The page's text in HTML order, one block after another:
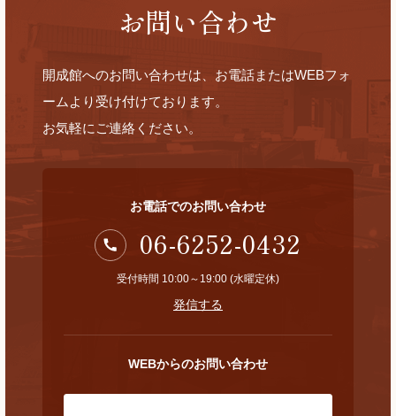
お問い合わせ
開成館へのお問い合わせは、お電話またはWEBフォ
ームより受け付けております。
お気軽にご連絡ください。
お電話でのお問い合わせ
06-6252-0432
受付時間 10:00～19:00 (水曜定休)
発信する
WEBからのお問い合わせ